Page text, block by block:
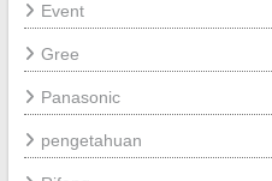
Event
Gree
Panasonic
pengetahuan